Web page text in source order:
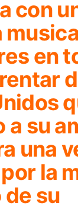
con
en
su
una
la
su